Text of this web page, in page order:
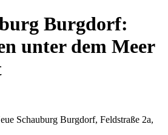
Burgdorf:
unter dem Meer
Schauburg Burgdorf, Feldstraße 2a,